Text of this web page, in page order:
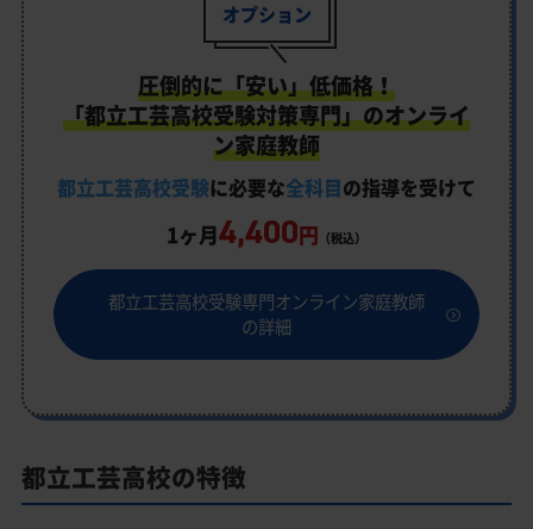
オプション
圧倒的に「安い」低価格！
「都立工芸高校受験対策専門」のオンライ
ン家庭教師
都立工芸高校受験に必要な全科目の指導を受けて
1ヶ月4,400円 （税込）
都立工芸高校受験専門オンライン家庭教師
の詳細
都立工芸高校の特徴